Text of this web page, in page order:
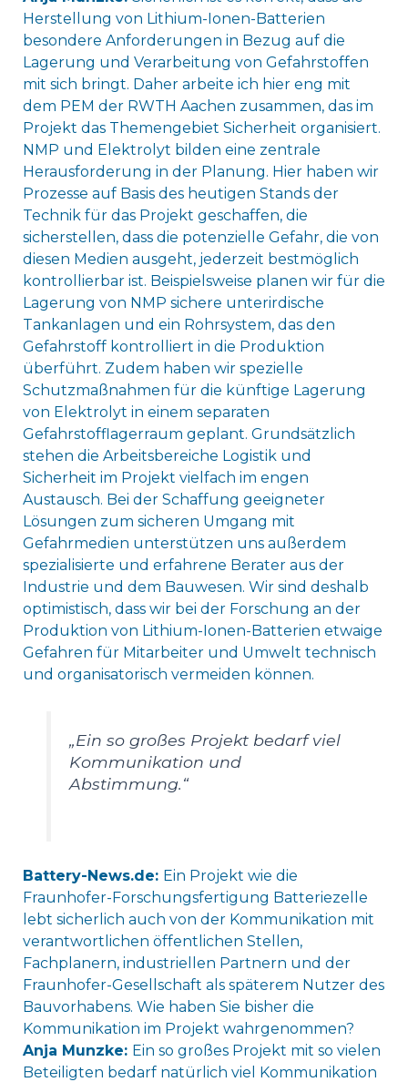
Herstellung von Lithium-Ionen-Batterien
besondere Anforderungen in Bezug auf die
Lagerung und Verarbeitung von Gefahrstoffen
mit sich bringt. Daher arbeite ich hier eng mit
dem PEM der RWTH Aachen zusammen, das im
Projekt das Themengebiet Sicherheit organisiert.
NMP und Elektrolyt bilden eine zentrale
Herausforderung in der Planung. Hier haben wir
Prozesse auf Basis des heutigen Stands der
Technik für das Projekt geschaffen, die
sicherstellen, dass die potenzielle Gefahr, die von
diesen Medien ausgeht, jederzeit bestmöglich
kontrollierbar ist. Beispielsweise planen wir für die
Lagerung von NMP sichere unterirdische
Tankanlagen und ein Rohrsystem, das den
Gefahrstoff kontrolliert in die Produktion
überführt. Zudem haben wir spezielle
Schutzmaßnahmen für die künftige Lagerung
von Elektrolyt in einem separaten
Gefahrstofflagerraum geplant. Grundsätzlich
stehen die Arbeitsbereiche Logistik und
Sicherheit im Projekt vielfach im engen
Austausch. Bei der Schaffung geeigneter
Lösungen zum sicheren Umgang mit
Gefahrmedien unterstützen uns außerdem
spezialisierte und erfahrene Berater aus der
Industrie und dem Bauwesen. Wir sind deshalb
optimistisch, dass wir bei der Forschung an der
Produktion von Lithium-Ionen-Batterien etwaige
Gefahren für Mitarbeiter und Umwelt technisch
und organisatorisch vermeiden können.
„Ein so großes Projekt bedarf viel
Kommunikation und
Abstimmung.“
Battery-News.de: Ein Projekt wie die
Fraunhofer-Forschungsfertigung Batteriezelle
lebt sicherlich auch von der Kommunikation mit
verantwortlichen öffentlichen Stellen,
Fachplanern, industriellen Partnern und der
Fraunhofer-Gesellschaft als späterem Nutzer des
Bauvorhabens. Wie haben Sie bisher die
Kommunikation im Projekt wahrgenommen?
Anja Munzke: Ein so großes Projekt mit so vielen
Beteiligten bedarf natürlich viel Kommunikation